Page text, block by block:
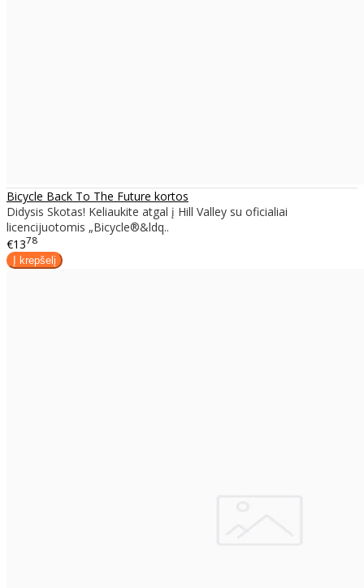
Bicycle Back To The Future kortos
Didysis Skotas! Keliaukite atgal į Hill Valley su oficialiai
licencijuotomis „Bicycle®&ldq..
€1378